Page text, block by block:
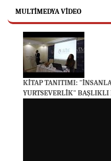
MULTIMEDYA VIDEO
KİTAP TANITIMI:
YURTSEVERLİK" BAŞLIKLI